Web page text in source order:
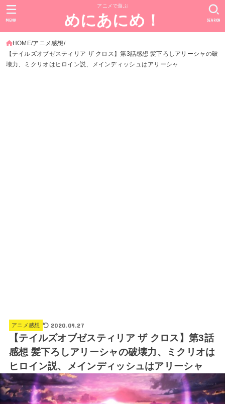
アニメで遊ぶ
めにあにめ！ SEARCH
MENU
HOME アニメ感想
【テイルズオブゼスティリア ザ クロス】第3話感想 髪下ろしアリーシャの破
壊力、ミクリオはヒロイン説、メインディッシュはアリーシャ
アニメ感想 2020.09.27
【テイルズオブゼスティリア ザ クロス】第3話
感想 髪下ろしアリーシャの破壊力、ミクリオは
ヒロイン説、メインディッシュはアリーシャ